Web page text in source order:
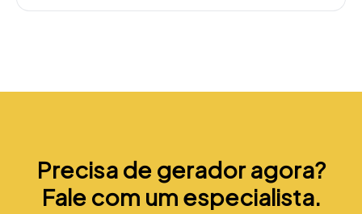
Precisa de gerador agora?
Fale com um especialista.